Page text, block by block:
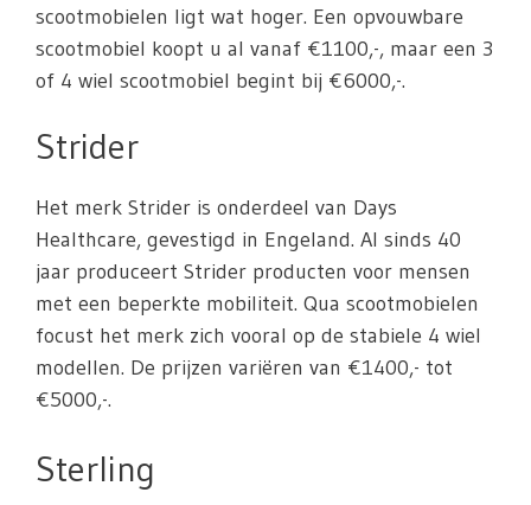
scootmobielen ligt wat hoger. Een opvouwbare
scootmobiel koopt u al vanaf €1100,-, maar een 3
of 4 wiel scootmobiel begint bij €6000,-.
Strider
Het merk Strider is onderdeel van Days
Healthcare, gevestigd in Engeland. Al sinds 40
jaar produceert Strider producten voor mensen
met een beperkte mobiliteit. Qua scootmobielen
focust het merk zich vooral op de stabiele 4 wiel
modellen. De prijzen variëren van €1400,- tot
€5000,-.
Sterling